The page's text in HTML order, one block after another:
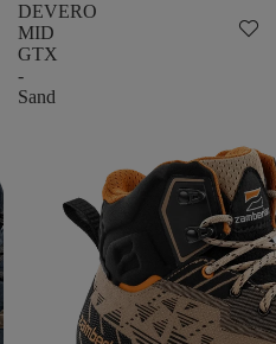
DEVERO
MID
GTX
-
Sand